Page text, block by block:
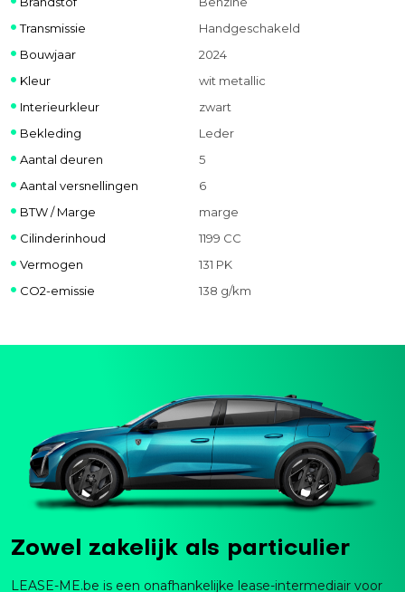
Transmissie
Handgeschakeld
Bouwjaar
2024
Kleur
wit metallic
Interieurkleur
zwart
Bekleding
Leder
Aantal deuren
5
Aantal versnellingen
6
BTW / Marge
marge
Cilinderinhoud
1199 CC
Vermogen
131 PK
CO2-emissie
138 g/km
Zowel zakelijk als particulier
LEASE-ME.be is een onafhankelijke lease-intermediair voor